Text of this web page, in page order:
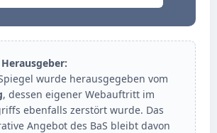
wurde herausgegeben vom
, dessen eigener Webauftritt im
ebenfalls zerstört wurde. Das
Angebot des BaS bleibt davon